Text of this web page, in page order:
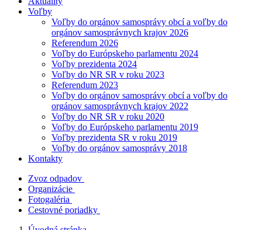
Voľby
Voľby do orgánov samosprávy obcí a voľby do
orgánov samosprávnych krajov 2026
Referendum 2026
Voľby do Európskeho parlamentu 2024
Voľby prezidenta 2024
Voľby do NR SR v roku 2023
Referendum 2023
Voľby do orgánov samosprávy obcí a voľby do
orgánov samosprávnych krajov 2022
Voľby do NR SR v roku 2020
Voľby do Európskeho parlamentu 2019
Voľby prezidenta SR v roku 2019
Voľby do orgánov samosprávy 2018
Kontakty
Zvoz odpadov
Organizácie
Fotogaléria
Cestovné poriadky